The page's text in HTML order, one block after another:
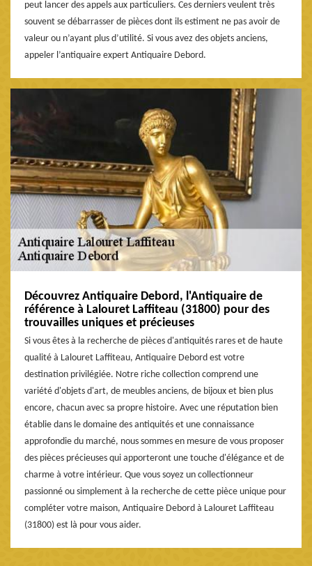
peut lancer des appels aux particuliers. Ces derniers veulent très
souvent se débarrasser de pièces dont ils estiment ne pas avoir de
valeur ou n’ayant plus d’utilité. Si vous avez des objets anciens,
appeler l’antiquaire expert Antiquaire Debord.
Découvrez Antiquaire Debord, l'Antiquaire de
référence à Lalouret Laffiteau (31800) pour des
trouvailles uniques et précieuses
Si vous êtes à la recherche de pièces d'antiquités rares et de haute
qualité à Lalouret Laffiteau, Antiquaire Debord est votre
destination privilégiée. Notre riche collection comprend une
variété d'objets d'art, de meubles anciens, de bijoux et bien plus
encore, chacun avec sa propre histoire. Avec une réputation bien
établie dans le domaine des antiquités et une connaissance
approfondie du marché, nous sommes en mesure de vous proposer
des pièces précieuses qui apporteront une touche d'élégance et de
charme à votre intérieur. Que vous soyez un collectionneur
passionné ou simplement à la recherche de cette pièce unique pour
compléter votre maison, Antiquaire Debord à Lalouret Laffiteau
(31800) est là pour vous aider.